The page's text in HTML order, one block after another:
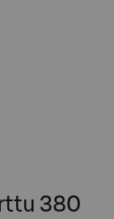
380